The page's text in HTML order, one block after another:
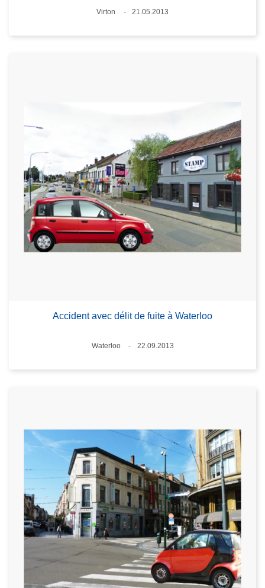
Standort
Virton
21.05.2013
Accident avec délit de fuite à Waterloo
Standort
Waterloo
22.09.2013